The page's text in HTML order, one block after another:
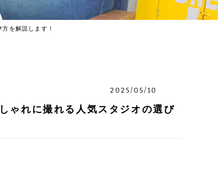
を解説します！
2025/05/10
ゃれに撮れる人気スタジオの選び